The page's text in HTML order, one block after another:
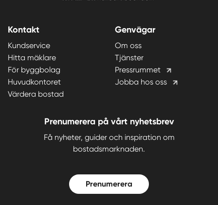
Kontakt
Kundservice
Hitta mäklare
För byggbolag
Huvudkontoret
Värdera bostad
Genvägar
Om oss
Tjänster
Pressrummet
Jobba hos oss
Prenumerera på vårt nyhetsbrev
Få nyheter, guider och inspiration om
bostadsmarknaden.
Prenumerera